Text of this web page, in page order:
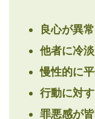
良心が異
他者に冷
慢性的に
行動に対
罪悪感が